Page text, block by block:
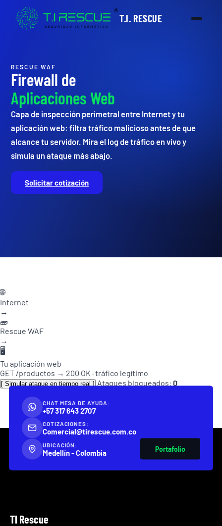
T.I. RESCUE
RESCUE WAF
Firewall de
Aplicaciones Web
Capa de inspección perimetral entre Internet y tu
aplicación web: filtra tráfico malicioso antes de que
alcance tu servidor. Mira el log de tráfico en vivo y
simula un ataque más abajo.
Solicitar cotización
🌐
Internet
→
🧱
Rescue WAF
→
🖥️
Tu aplicación web
GET /productos → 200 OK · tráfico legítimo
[ Simular ataque en tiempo real ] Ataques bloqueados: 0
CHAT MESA DE AYUDA:
+57 317 643 2707
COTIZACIONES:
Comercial@tirescue.com.co
UBICACIÓN:
Medellín - Colombia Portafolio
TI Rescue